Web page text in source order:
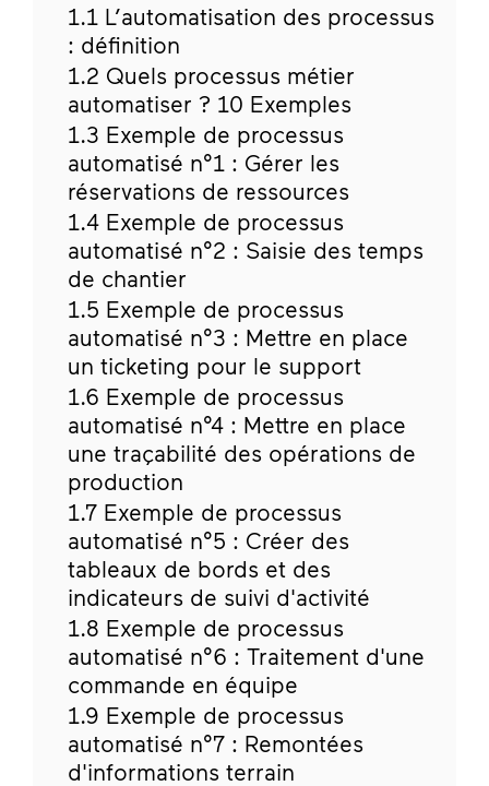
1.1 L’automatisation des processus
: définition
1.2 Quels processus métier
automatiser ? 10 Exemples
1.3 Exemple de processus
automatisé n°1 : Gérer les
réservations de ressources
1.4 Exemple de processus
automatisé n°2 : Saisie des temps
de chantier
1.5 Exemple de processus
automatisé n°3 : Mettre en place
un ticketing pour le support
1.6 Exemple de processus
automatisé n°4 : Mettre en place
une traçabilité des opérations de
production
1.7 Exemple de processus
automatisé n°5 : Créer des
tableaux de bords et des
indicateurs de suivi d'activité
1.8 Exemple de processus
automatisé n°6 : Traitement d'une
commande en équipe
1.9 Exemple de processus
automatisé n°7 : Remontées
d'informations terrain